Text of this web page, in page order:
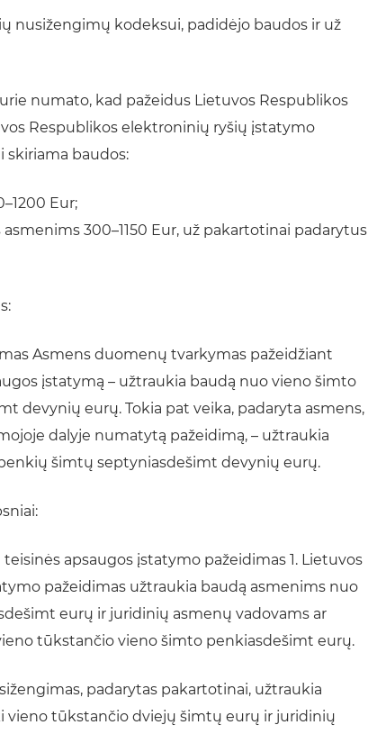
nusižengimų kodeksui, padidėjo baudos ir už
numato, kad pažeidus Lietuvos Respublikos
Respublikos elektroninių ryšių įstatymo
skiriama baudos:
Eur;
300–1150 Eur, už pakartotinai padarytus
Asmens duomenų tvarkymas pažeidžiant
įstatymą – užtraukia baudą nuo vieno šimto
devynių eurų. Tokia pat veika, padaryta asmens,
dalyje numatytą pažeidimą, – užtraukia
šimtų septyniasdešimt devynių eurų.
apsaugos įstatymo pažeidimas 1. Lietuvos
pažeidimas užtraukia baudą asmenims nuo
eurų ir juridinių asmenų vadovams ar
tūkstančio vieno šimto penkiasdešimt eurų.
padarytas pakartotinai, užtraukia
tūkstančio dviejų šimtų eurų ir juridinių